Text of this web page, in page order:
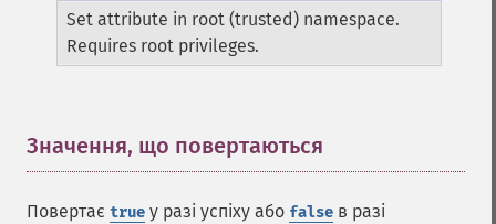
Set attribute in root (trusted) namespace.
Requires root privileges.
Значення, що повертаються
Повертає true у разі успіху або false в разі